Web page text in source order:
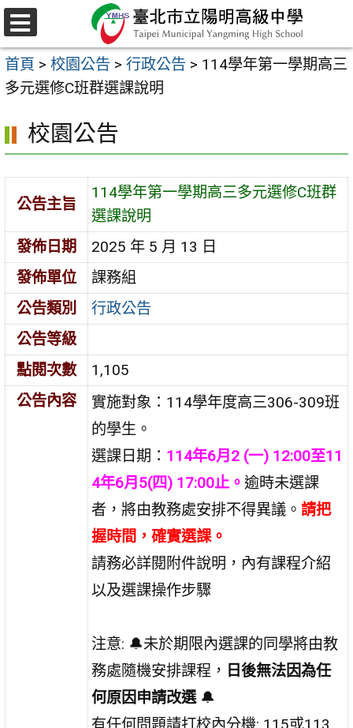
跳
至
主
要
容
區
選
單
首頁 > 校園公告 > 行政公告 > 114學年第一學期高三
多元選修C班群選課說明
校園公告
公告主旨
114學年第一學期高三多元選修C班群
選課說明
發佈日期
2025 年 5 月 13 日
發佈單位
課務組
公告類別
行政公告
公告等級
點閱次數
1,105
公告內容
實施對象：114學年度高三306-309班
的學生。
選課日期： 114年6月2 (一) 12:00至11
4年6月5(四) 17:00止。逾時未選課
者，將由教務處安排不得異議。請把
握時間，確實選課。
請務必詳閱附件說明，內有課程介紹
以及選課操作步驟
注意: 🔔未於期限內選課的同學將由教
務處隨機安排課程， 日後無法因為任
何原因申請改選🔔